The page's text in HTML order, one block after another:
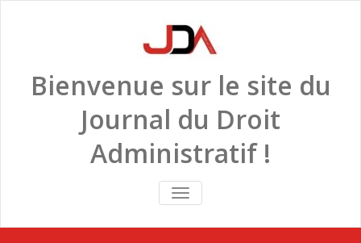
Bienvenue sur le site du
Journal du Droit
Administratif !
TOGGLE
NAVIGATION